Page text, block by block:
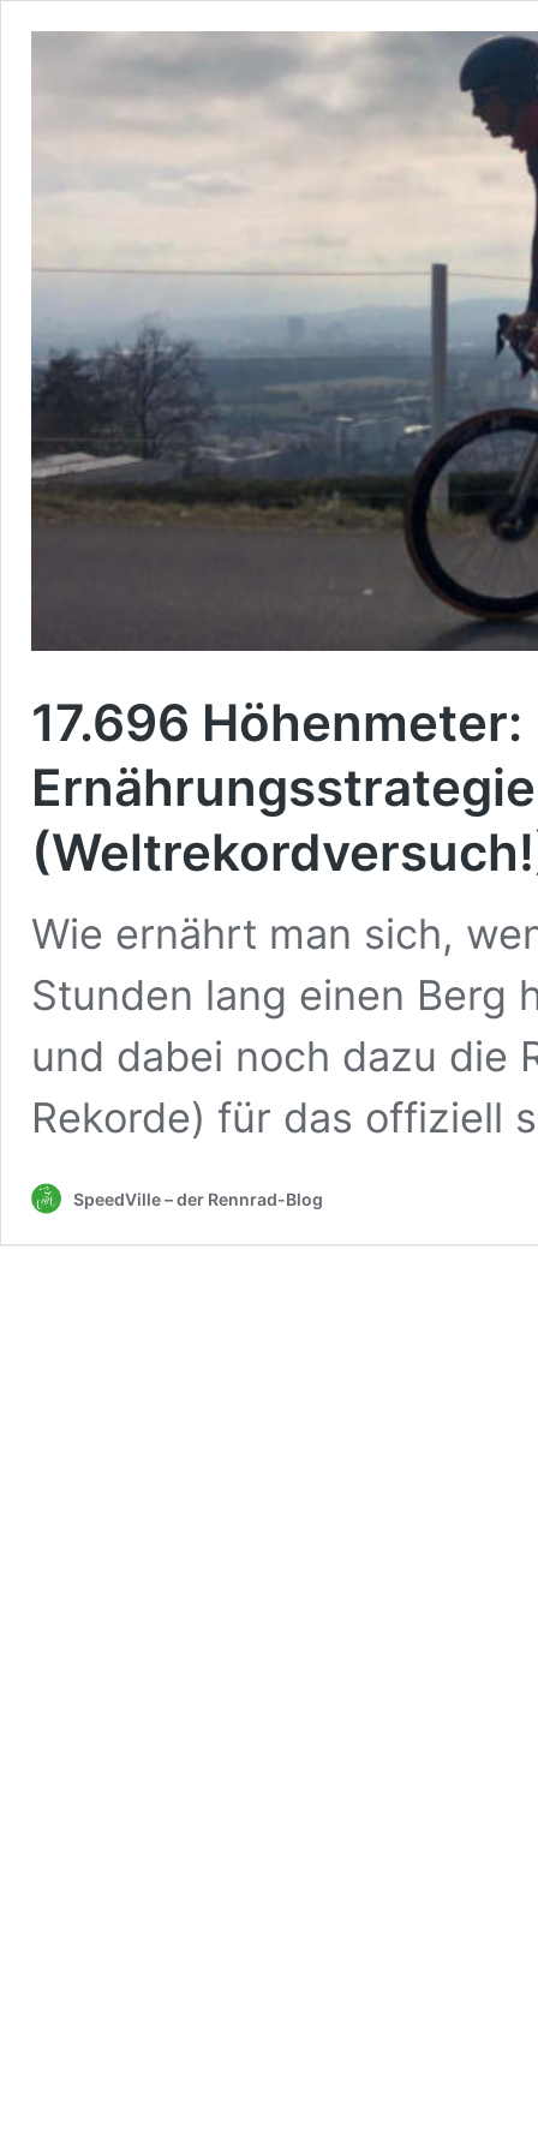
17.696
Wie ernährt man sich,
Stunden lang einen Berg
und dabei noch dazu die
Rekorde) für das offiziell
SpeedVille – der Rennrad-Blog